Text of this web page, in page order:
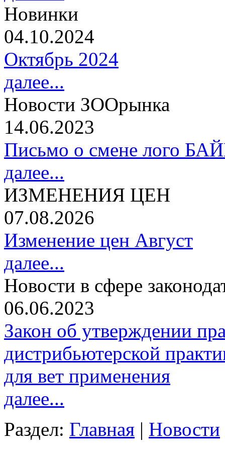
Новинки
04.10.2024
Октябрь 2024
далее...
Новости ЗООрынка
14.06.2023
Письмо о смене лого
далее...
ИЗМЕНЕНИЯ ЦЕН
07.08.2026
Изменение цен Август
далее...
Новости в сфере
06.06.2023
Закон об утверждении
дистрибьютерской
для вет применения
далее...
Раздел: Главная | Новости